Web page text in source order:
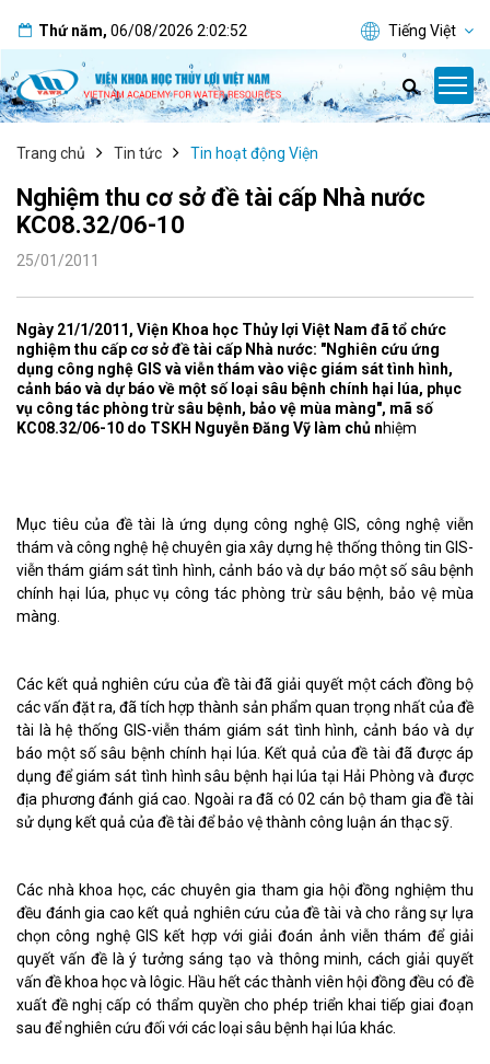
Thứ năm, 06/08/2026 2:02:53 Tiếng Việt
Trang chủ Tin tức Tin hoạt động Viện
Nghiệm thu cơ sở đề tài cấp Nhà nước
KC08.32/06-10
25/01/2011
Ngày 21/1/2011, Viện Khoa học Thủy lợi Việt Nam đã tổ chức
nghiệm thu cấp cơ sở đề tài cấp Nhà nước: "Nghiên cứu ứng
dụng công nghệ GIS và viễn thám vào việc giám sát tình hình,
cảnh báo và dự báo về một số loại sâu bệnh chính hại lúa, phục
vụ công tác phòng trừ sâu bệnh, bảo vệ mùa màng", mã số
KC08.32/06-10 do TSKH Nguyễn Đăng Vỹ làm chủ nhiệm
Mục tiêu của đề tài là ứng dụng công nghệ GIS, công nghệ viễn
thám và công nghệ hệ chuyên gia xây dựng hệ thống thông tin GIS-
viễn thám giám sát tình hình, cảnh báo và dự báo một số sâu bệnh
chính hại lúa, phục vụ công tác phòng trừ sâu bệnh, bảo vệ mùa
màng.
Các kết quả nghiên cứu của đề tài đã giải quyết một cách đồng bộ
các vấn đặt ra, đã tích hợp thành sản phẩm quan trọng nhất của đề
tài là hệ thống GIS-viễn thám giám sát tình hình, cảnh báo và dự
báo một số sâu bệnh chính hại lúa. Kết quả của đề tài đã được áp
dụng để giám sát tình hình sâu bệnh hại lúa tại Hải Phòng và được
địa phương đánh giá cao. Ngoài ra đã có 02 cán bộ tham gia đề tài
sử dụng kết quả của đề tài để bảo vệ thành công luận án thạc sỹ.
Các nhà khoa học, các chuyên gia tham gia hội đồng nghiệm thu
đều đánh gia cao kết quả nghiên cứu của đề tài và cho rằng sự lựa
chọn công nghệ GIS kết hợp với giải đoán ảnh viễn thám để giải
quyết vấn đề là ý tưởng sáng tạo và thông minh, cách giải quyết
vấn đề khoa học và lôgic. Hầu hết các thành viên hội đồng đều có đề
xuất đề nghị cấp có thẩm quyền cho phép triển khai tiếp giai đoạn
sau để nghiên cứu đối với các loại sâu bệnh hại lúa khác.